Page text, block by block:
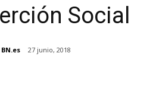
Social
27 junio, 2018